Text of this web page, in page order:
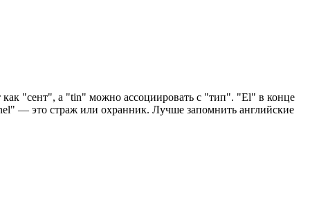
"сент", а "tin" можно ассоциировать с "тип". "El" в конце
— это страж или охранник. Лучше запомнить английские